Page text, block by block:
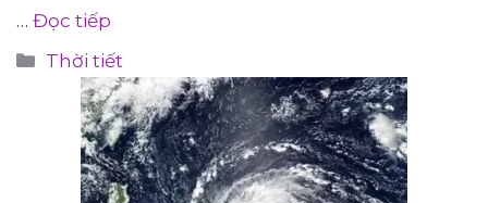
… Đọc tiếp
Danh
mục
Thời tiết